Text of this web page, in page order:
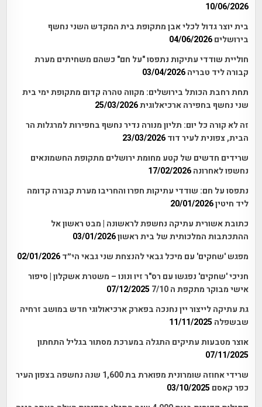
10/06/2026
בית יוצר גדול לכלי אבן מתקופת בית המקדש השני נחשף
בירושלים 04/06/2026
חוליית שודדי עתיקות נתפסו "על חם" כשהם משחיתים מערת
קבורה ליד טבריה 03/04/2026
תחת רחבת הכותל בירושלים: מקווה טהרה קדום מתקופת ימי בית
שני נחשף בחפירה ארכיאלוגית25/03/2026
זה לא קורה כל יום: תליון מנורה נדיר נחשף בחפירות למרגלות הר
הבית, צפונית לעיר דוד 23/03/2026
שרידים חדשים של קטע מחומת ירושלים מתקופת החשמונאים
נחשפו לאחרונה 17/02/2026
נתפסו על חם: שודדי עתיקות חפרו והחריבו מערת קבורה קדומה
ליד חיטין20/01/2026
כתובת אשורית עתיקה נחשפת לראשונה | מבט ראשון אל
ההתכתבות המלכותית של בית ראשון03/01/2026
מפגש 'שחקים' עם מיכל גבאי להנצחת שני גבאי הי״ד 02/01/2026
חניכי 'שחקים' נפגשו עם רס"ר זיו ונונו – משטרת אשקלון | סיפור
אישי מבוקר מתקפת ה 7/10
07/12/2025
גת עתיקה לייצור יין נחנכה בפארק ארכיאולוגי חדש במושב זרחיה
שבשפלה 11/11/2025
אוצר מטבעות עתיקים התגלה במערכת מסתור בגליל התחתון
07/11/2025
שרידי אחוזה שומרונית מפוארת בת 1,600 שנה נחשפה בצפון העיר
כפר קאסם 03/10/2025